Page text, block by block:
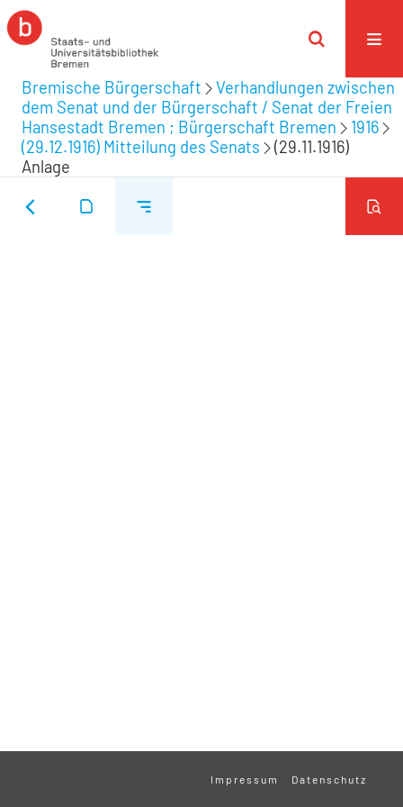
Bremische Bürgerschaft
Verhandlungen zwischen
dem Senat und der Bürgerschaft / Senat der Freien
Hansestadt Bremen ; Bürgerschaft Bremen
1916
(29.12.1916) Mitteilung des Senats
(29.11.1916)
Anlage
Impressum Datenschutz